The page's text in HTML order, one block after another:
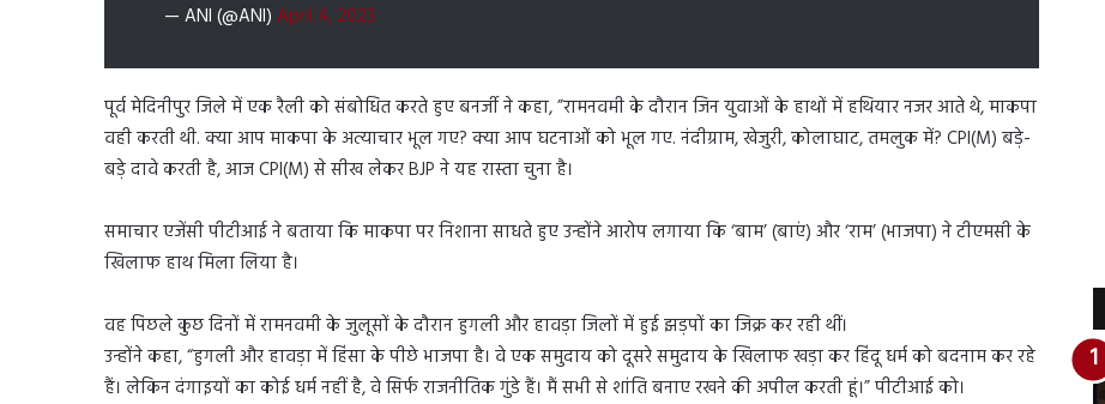
— ANI (@ANI) April 4, 2023
पूर्व मेदिनीपुर जिले में एक रैली को संबोधित करते हुए बनर्जी ने कहा, ”रामनवमी के दौरान जिन युवाओं के हाथों में हथियार नजर आते थे, माकपा
वही करती थी. क्या आप माकपा के अत्याचार भूल गए? क्या आप घटनाओं को भूल गए. नंदीग्राम, खेजुरी, कोलाघाट, तमलुक में? CPI(M) बड़े-
बड़े दावे करती है, आज CPI(M) से सीख लेकर BJP ने यह रास्ता चुना है।
समाचार एजेंसी पीटीआई ने बताया कि माकपा पर निशाना साधते हुए उन्होंने आरोप लगाया कि ‘बाम’ (बाएं) और ‘राम’ (भाजपा) ने टीएमसी के
खिलाफ हाथ मिला लिया है।
वह पिछले कुछ दिनों में रामनवमी के जुलूसों के दौरान हुगली और हावड़ा जिलों में हुई झड़पों का जिक्र कर रही थीं।
उन्होंने कहा, “हुगली और हावड़ा में हिंसा के पीछे भाजपा है। वे एक समुदाय को दूसरे समुदाय के खिलाफ खड़ा कर हिंदू धर्म को बदनाम कर रहे
हैं। लेकिन दंगाइयों का कोई धर्म नहीं है, वे सिर्फ राजनीतिक गुंडे हैं। मैं सभी से शांति बनाए रखने की अपील करती हूं।” पीटीआई को।